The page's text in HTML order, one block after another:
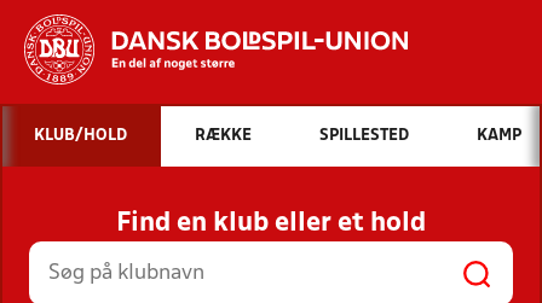
Hvad vil du søge efter?
INDHOLD OG NYHEDER
STILLINGER, RESULTATER, KLUBBER OG
HOLD
KLUB/HOLD RÆKKE SPILLESTED KAMP
Find en klub eller et hold